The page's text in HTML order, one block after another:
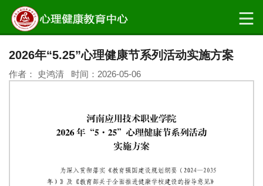
2026年“5.25”心理健康节系列活动实施方案
作者： 史鸿清 时间：2026-05-06